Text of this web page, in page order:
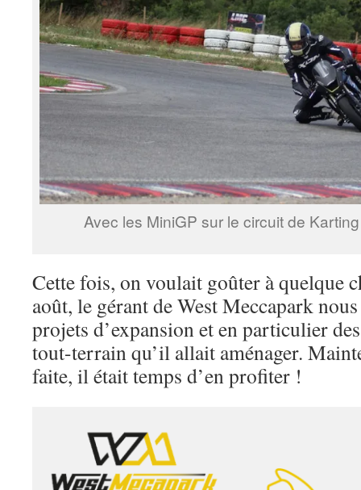
Avec les MiniGP sur le circuit de
Cette fois, on voulait goûter à quelque
août, le gérant de West Meccapark
projets d’expansion et en particulier
tout-terrain qu’il allait aménager.
faite, il était temps d’en profiter !